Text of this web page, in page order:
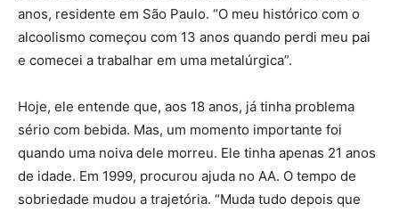
anos, residente em São Paulo. “O meu histórico com o
alcoolismo começou com 13 anos quando perdi meu pai
e comecei a trabalhar em uma metalúrgica”.
Hoje, ele entende que, aos 18 anos, já tinha problema
sério com bebida. Mas, um momento importante foi
quando uma noiva dele morreu. Ele tinha apenas 21 anos
de idade. Em 1999, procurou ajuda no AA. O tempo de
sobriedade mudou a trajetória. “Muda tudo depois que